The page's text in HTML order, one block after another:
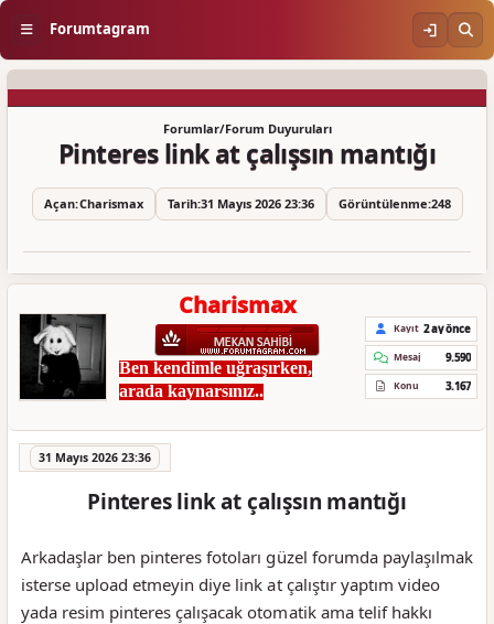
Forumtagram
Forumlar/Forum Duyuruları
Pinteres link at çalışsın mantığı
Açan:Charismax Tarih:31 Mayıs 2026 23:36 Görüntülenme:248
Charismax
Ben kendimle uğraşırken,
arada kaynarsınız..
Kayıt 2 ay önce
Mesaj 9.590
Konu 3.167
31 Mayıs 2026 23:36
Pinteres link at çalışsın mantığı
Arkadaşlar ben pinteres fotoları güzel forumda paylaşılmak
isterse upload etmeyin diye link at çalıştır yaptım video
yada resim pinteres çalışacak otomatik ama telif hakkı